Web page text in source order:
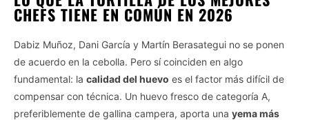
CHEFS TIENE EN COMÚN EN 2026
Dabiz Muñoz, Dani García y Martín Berasategui no se ponen
de acuerdo en la cebolla. Pero sí coinciden en algo
fundamental: la calidad del huevo es el factor más difícil de
compensar con técnica. Un huevo fresco de categoría A,
preferiblemente de gallina campera, aporta una yema más